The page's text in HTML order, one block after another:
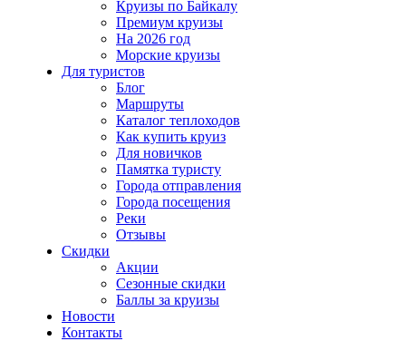
Круизы по Байкалу
Премиум круизы
На 2026 год
Морские круизы
Для туристов
Блог
Маршруты
Каталог теплоходов
Как купить круиз
Для новичков
Памятка туристу
Города отправления
Города посещения
Реки
Отзывы
Скидки
Акции
Сезонные скидки
Баллы за круизы
Новости
Контакты